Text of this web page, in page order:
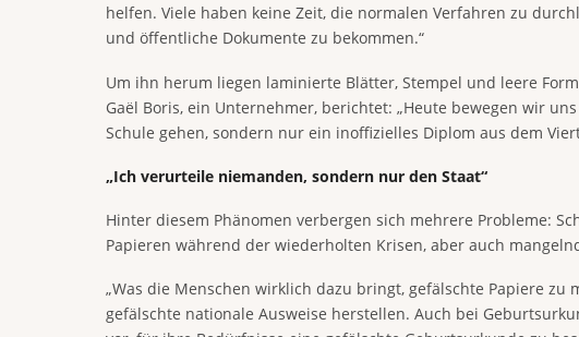
helfen. Viele haben keine Zeit, die normalen Verfahren zu
und öffentliche Dokumente zu bekommen.“
Um ihn herum liegen laminierte Blätter, Stempel und leere
Gaël Boris, ein Unternehmer, berichtet: „Heute bewegen wir
Schule gehen, sondern nur ein inoffizielles Diplom aus dem
„Ich verurteile niemanden, sondern nur den Staat“
Hinter diesem Phänomen verbergen sich mehrere Probleme:
Papieren während der wiederholten Krisen, aber auch
„Was die Menschen wirklich dazu bringt, gefälschte Papiere zu
gefälschte nationale Ausweise herstellen. Auch bei